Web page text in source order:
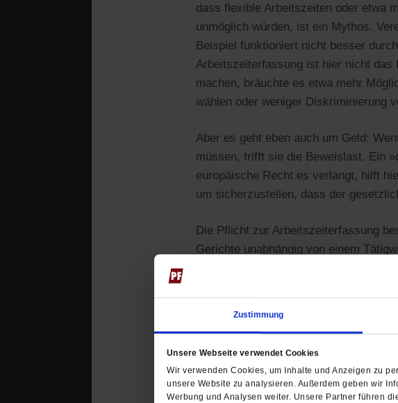
Zustimmung
Unsere Webseite verwendet Cookies
Wir verwenden Cookies, um Inhalte und Anzeigen zu
unsere Website zu analysieren. Außerdem geben wir
Werbung und Analysen weiter. Unsere Partner führen
dass flexible Arbeitszeiten oder etwa
unmöglich würden, ist ein Mythos.
Beispiel funktioniert nicht besser
Arbeitszeiterfassung ist hier nicht
machen, bräuchte es etwa mehr
wählen oder weniger Diskriminierung
Aber es geht eben auch um Geld:
müssen, trifft sie die Beweislast. Ein
europäische Recht es verlangt, hilft
um sicherzustellen, dass der
Die Pflicht zur Arbeitszeiterfassung
Gerichte unabhängig von einem
und Rechtssicherheit zu sorgen,
Arbeitsschutz schaffen.
Alan Posener